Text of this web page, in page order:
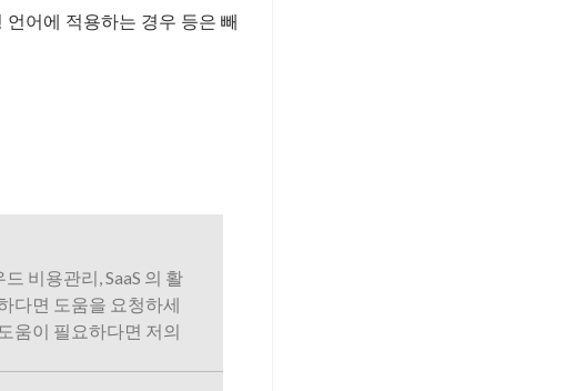
어에 적용하는 경우 등은 빼
비용관리, SaaS 의 활
다면 도움을 요청하세
움이 필요하다면 저의